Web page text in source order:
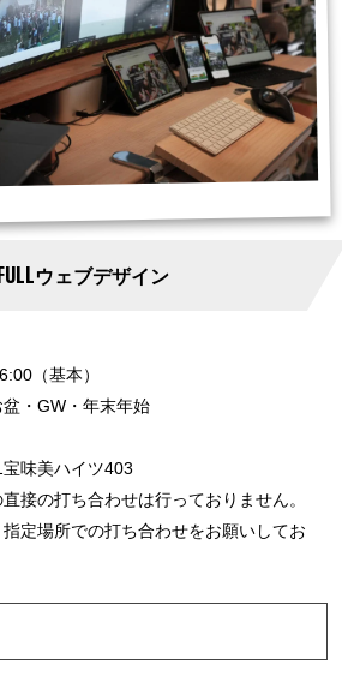
ウェブデザイン
（基本）
・GW・年末年始
味美ハイツ403
接の打ち合わせは行っておりません。
定場所での打ち合わせをお願いしてお